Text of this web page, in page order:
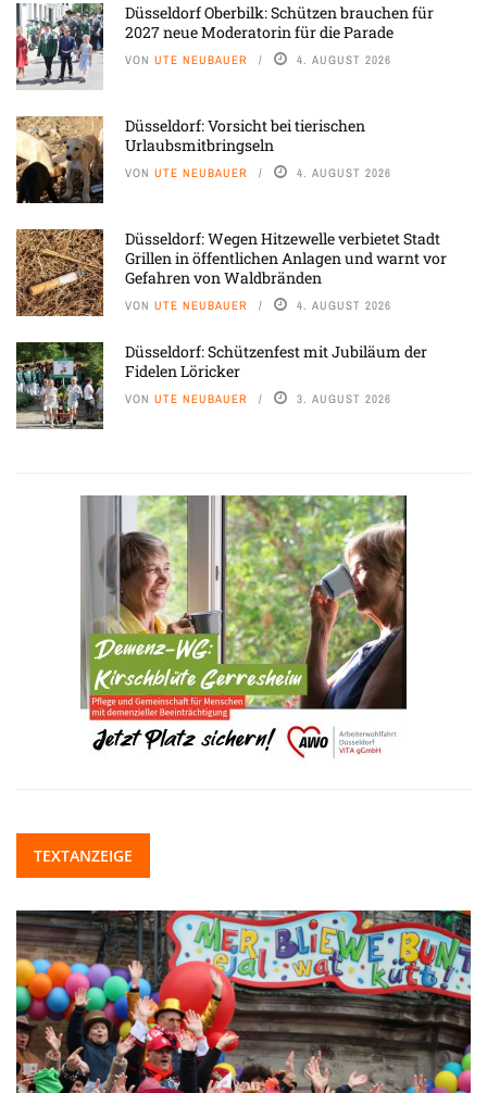
Düsseldorf Oberbilk: Schützen brauchen für
2027 neue Moderatorin für die Parade
VON UTE NEUBAUER 4. AUGUST 2026
Düsseldorf: Vorsicht bei tierischen
Urlaubsmitbringseln
VON UTE NEUBAUER 4. AUGUST 2026
Düsseldorf: Wegen Hitzewelle verbietet Stadt
Grillen in öffentlichen Anlagen und warnt vor
Gefahren von Waldbränden
VON UTE NEUBAUER 4. AUGUST 2026
Düsseldorf: Schützenfest mit Jubiläum der
Fidelen Löricker
VON UTE NEUBAUER 3. AUGUST 2026
TEXTANZEIGE